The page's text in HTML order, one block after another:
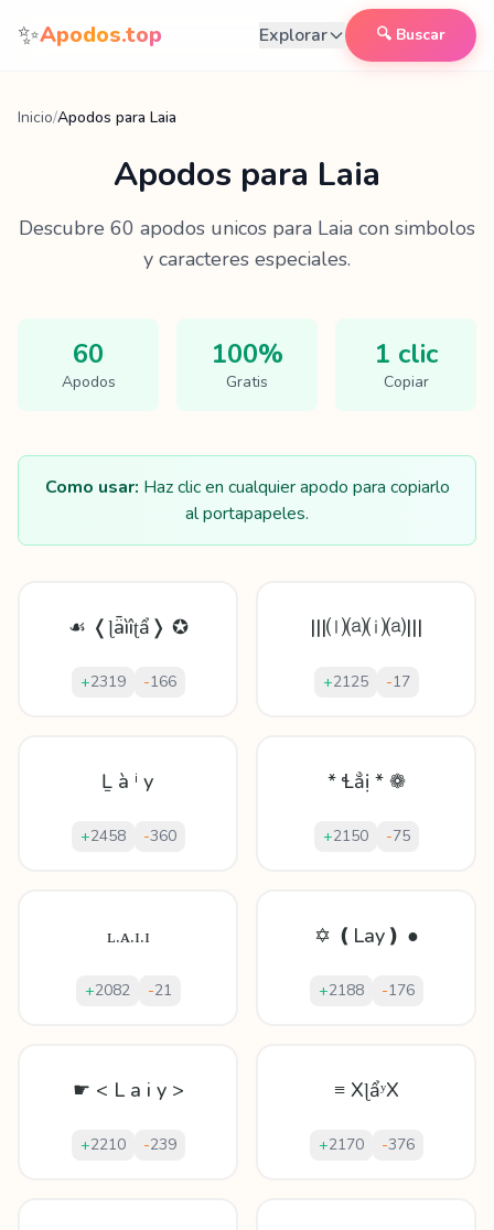
Saltar al contenido
✨Apodos.top Explorar 🔍 Buscar
Inicio/Apodos para Laia
Apodos para Laia
Descubre 60 apodos unicos para Laia con simbolos
y caracteres especiales.
60
Apodos
100%
Gratis
1 clic
Copiar
Como usar: Haz clic en cualquier apodo para copiarlo
al portapapeles.
☙ ❬ɭǟìîʈẩ❭ ✪
+2319 -166
|||⒧⒜⒤⒜|||
+2125 -17
Ḻ à ⁱ у
+2458 -360
* Ɬẳị * ❁
+2150 -75
ʟ.ᴀ.ɪ.ɪ
+2082 -21
✡ ❪Lay❫ ●
+2188 -176
☛ < L a i y >
+2210 -239
≡ XɭẩʸX
+2170 -376